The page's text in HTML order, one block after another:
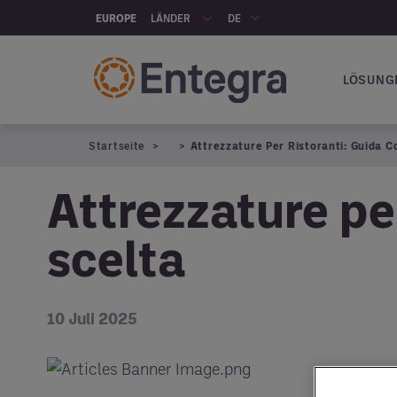
Skip to main content
EUROPE LÄNDER DE
Startseite Attrezzature Per Ristoranti: Guida
Attrezzature
scelta
10 Juli 2025